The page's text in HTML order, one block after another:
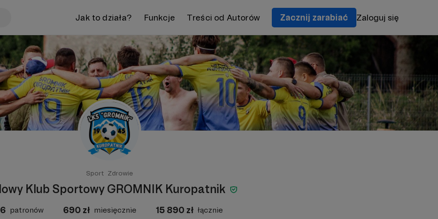
Jak to działa? Funkcje Treści od Autorów Zacznij zarabiać Zaloguj się
Sport Zdrowie
Klub Sportowy GROMNIK Kuropatnik
patronów 690 zł miesięcznie 15 890 zł łącznie